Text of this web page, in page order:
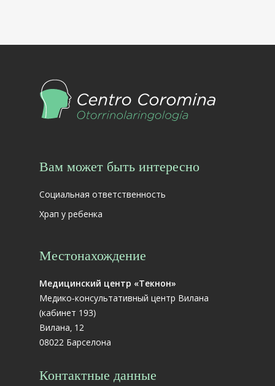
Вам может быть интересно
Социальная ответственность
Храп у ребенка
Местонахождение
Медицинский центр «Текнон»
Медико-консультативный центр Вилана
(кабинет 193)
Вилана, 12
08022 Барселона
Контактные данные